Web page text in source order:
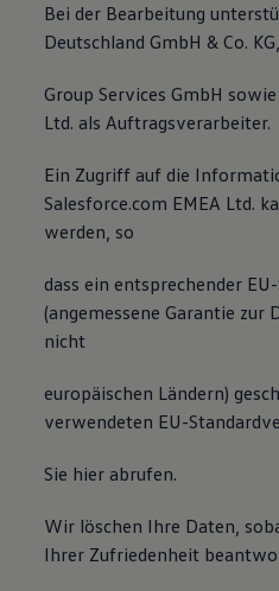
Bei der Bearbeitung
Deutschland GmbH & Co.
Group Services GmbH
Ltd. als Auftragsverarbeiter.
Ein Zugriff auf die
Salesforce.com EMEA Ltd.
werden, so
dass ein entsprechender
(angemessene Garantie zur
nicht
europäischen Ländern)
verwendeten EU-
Sie hier abrufen.
Wir löschen Ihre Daten,
Ihrer Zufriedenheit